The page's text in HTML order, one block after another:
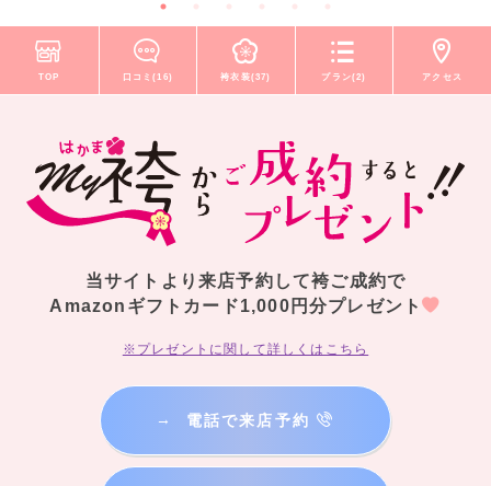
TOP 口コミ(16) 袴衣装(37) プラン(2) アクセス
当サイトより来店予約して袴ご成約で
Amazonギフトカード1,000円分プレゼント
※プレゼントに関して詳しくはこちら
→ 電話で来店予約